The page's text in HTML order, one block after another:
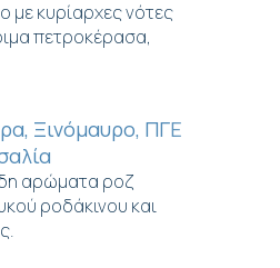
με κυρίαρχες νότες
πετροκέρασα,
Ξινόμαυρο, ΠΓΕ
αρώματα ροζ
ροδάκινου και